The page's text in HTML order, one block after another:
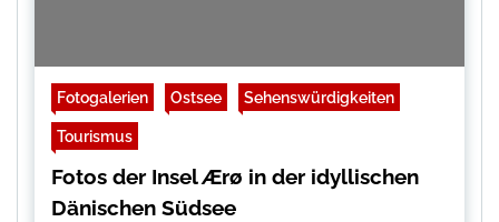
Fotogalerien Ostsee Sehenswürdigkeiten
Tourismus
Fotos der Insel Ærø in der idyllischen
Dänischen Südsee